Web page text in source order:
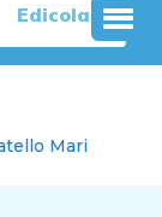
Edicola
Mari